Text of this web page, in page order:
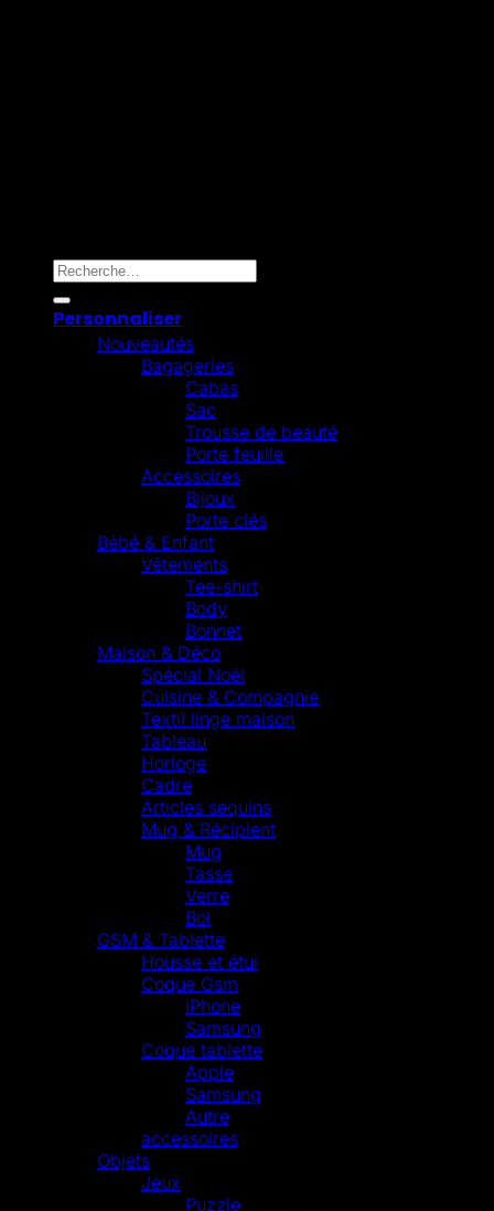
Personnaliser
Nouveautés
Bagageries
Cabas
Sac
Trousse de beauté
Porte feuille
Accessoires
Bijoux
Porte clés
Bébé & Enfant
Vêtements
Tee-shirt
Body
Bonnet
Maison & Déco
Spécial Noël
Cuisine & Compagnie
Textil linge maison
Tableau
Horloge
Cadre
Articles sequins
Mug & Récipient
Mug
Tasse
Verre
Bol
GSM & Tablette
Housse et étui
Coque Gsm
iPhone
Samsung
Coque tablette
Apple
Samsung
Autre
accessoires
Objets
Jeux
Puzzle